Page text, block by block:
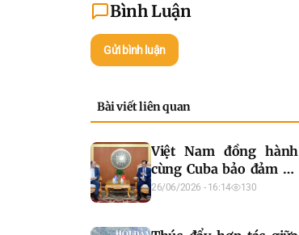
Bình Luận
Gửi bình luận
Bài viết liên quan
Việt Nam đồng hành
cùng Cuba bảo đảm an
ninh lương thực và phát
26/06/2026 - 16:14 130